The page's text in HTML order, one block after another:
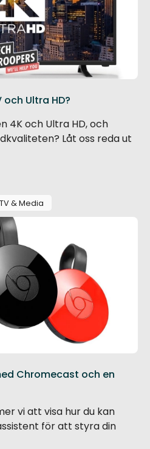
Ultra HD?
4K och Ultra HD, och
Låt oss reda ut
TV & Media
Chromecast och en
vi att visa hur du kan
för att styra din